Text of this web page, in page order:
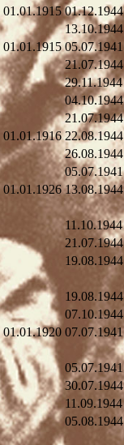
01.01.1915 01.12.1944
13.10.1944
01.01.1915 05.07.1941
21.07.1944
29.11.1944
04.10.1944
21.07.1944
01.01.1916 22.08.1944
26.08.1944
05.07.1941
01.01.1926 13.08.1944
11.10.1944
21.07.1944
19.08.1944
19.08.1944
07.10.1944
01.01.1920 07.07.1941
05.07.1941
30.07.1944
11.09.1944
05.08.1944